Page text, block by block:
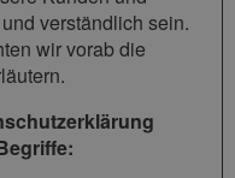
verständlich sein.
wir vorab die